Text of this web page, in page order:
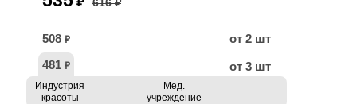
508 ₽
от 2 шт
481 ₽ от 3 шт
Индустрия
красоты
Мед.
учреждение